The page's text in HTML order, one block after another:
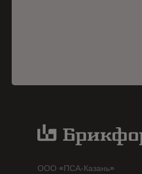
ООО «ПСА-Казань»